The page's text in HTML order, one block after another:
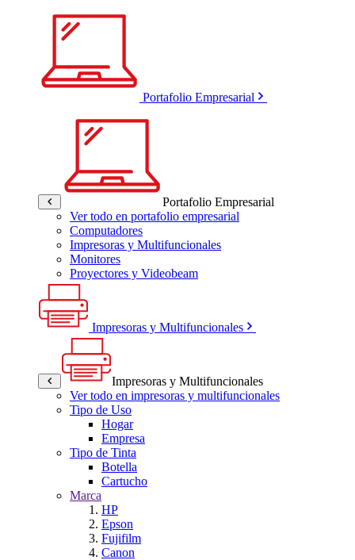
Portafolio Empresarial
Portafolio Empresarial
Ver todo en portafolio empresarial
Computadores
Impresoras y Multifuncionales
Monitores
Proyectores y Videobeam
Impresoras y Multifuncionales
Impresoras y Multifuncionales
Ver todo en impresoras y multifuncionales
Tipo de Uso
Hogar
Empresa
Tipo de Tinta
Botella
Cartucho
Marca
HP
Epson
Fujifilm
Canon